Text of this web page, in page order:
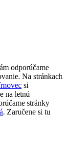
odporúčame
Na stránkach
si
na letnú
stránky
. Zaručene si tu